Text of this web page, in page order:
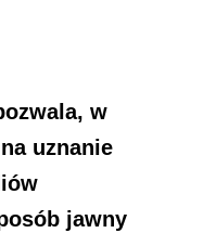
w
uznanie
jawny